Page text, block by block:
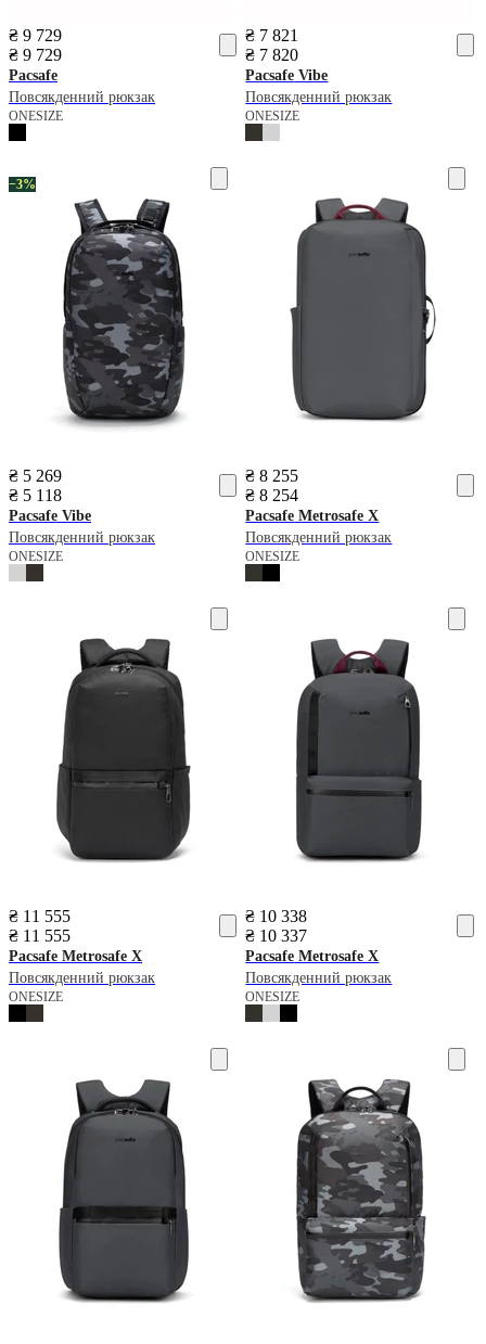
₴ 9 729
₴ 9 729
Pacsafe
Повсякденний рюкзак
ONESIZE
₴ 7 821
₴ 7 820
Pacsafe Vibe
Повсякденний рюкзак
ONESIZE
−3%
₴ 5 269
₴ 5 118
Pacsafe Vibe
Повсякденний рюкзак
ONESIZE
₴ 8 255
₴ 8 254
Pacsafe Metrosafe X
Повсякденний рюкзак
ONESIZE
₴ 11 555
₴ 11 555
Pacsafe Metrosafe X
Повсякденний рюкзак
ONESIZE
₴ 10 338
₴ 10 337
Pacsafe Metrosafe X
Повсякденний рюкзак
ONESIZE